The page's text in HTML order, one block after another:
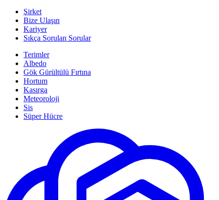
Şirket
Bize Ulaşın
Kariyer
Sıkça Sorulan Sorular
Terimler
Albedo
Gök Gürültülü Fırtına
Hortum
Kasırga
Meteoroloji
Sis
Süper Hücre